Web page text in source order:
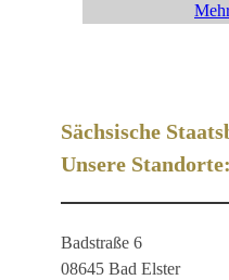
Sächsische
Unsere Standorte:
Badstraße 6
08645 Bad Elster